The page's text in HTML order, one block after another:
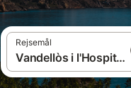
Rejsemål